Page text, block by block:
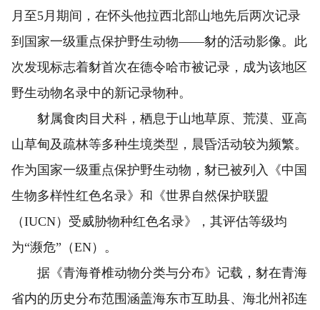
月至5月期间，在怀头他拉西北部山地先后两次记录
到国家一级重点保护野生动物——豺的活动影像。此
次发现标志着豺首次在德令哈市被记录，成为该地区
野生动物名录中的新记录物种。
豺属食肉目犬科，栖息于山地草原、荒漠、亚高
山草甸及疏林等多种生境类型，晨昏活动较为频繁。
作为国家一级重点保护野生动物，豺已被列入《中国
生物多样性红色名录》和《世界自然保护联盟
（IUCN）受威胁物种红色名录》，其评估等级均
为“濒危”（EN）。
据《青海脊椎动物分类与分布》记载，豺在青海
省内的历史分布范围涵盖海东市互助县、海北州祁连